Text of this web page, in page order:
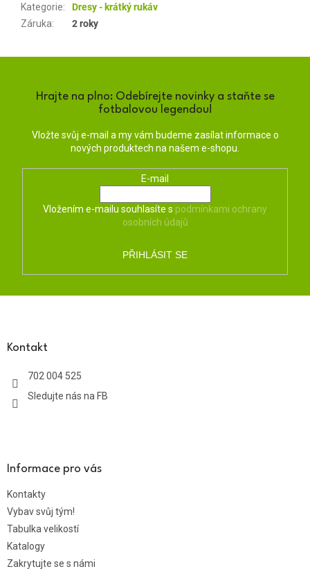
Kategorie:
Dresy - krátký rukáv
Záruka: 2 roky
Hrajte na plno: Odebírejte novinky a staňte se
fotbalovou legendou!
Vložte svůj e-mail a my vám budeme zasílat informace o
nových produktech na našem e-shopu.
E-mail
Vložením e-mailu souhlasíte s podmínkami ochrany
osobních údajů
PŘIHLÁSIT SE
Kontakt
702 004 525
Sledujte nás na FB
Informace pro vás
Kontakty
Vybav svůj tým!
Tabulka velikostí
Katalogy
Zakrytujte se s námi